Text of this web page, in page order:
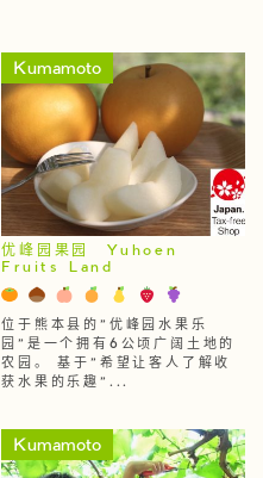
Kumamoto
优峰园果园 Yuhoen
Fruits Land
位于熊本县的"优峰园水果乐
园"是一个拥有6公顷广阔土地的
农园。 基于"希望让客人了解收
获水果的乐趣"...
Kumamoto